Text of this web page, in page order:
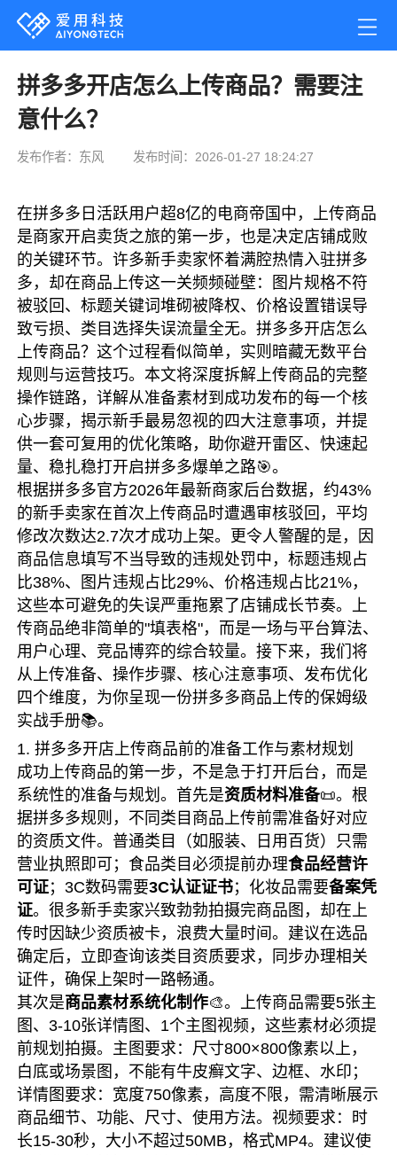
拼多多开店怎么上传商品？需要注
意什么？
发布作者：东风 发布时间：2026-01-27 18:24:27
在拼多多日活跃用户超8亿的电商帝国中，上传商品
是商家开启卖货之旅的第一步，也是决定店铺成败
的关键环节。许多新手卖家怀着满腔热情入驻拼多
多，却在商品上传这一关频频碰壁：图片规格不符
被驳回、标题关键词堆砌被降权、价格设置错误导
致亏损、类目选择失误流量全无。拼多多开店怎么
上传商品？这个过程看似简单，实则暗藏无数平台
规则与运营技巧。本文将深度拆解上传商品的完整
操作链路，详解从准备素材到成功发布的每一个核
心步骤，揭示新手最易忽视的四大注意事项，并提
供一套可复用的优化策略，助你避开雷区、快速起
量、稳扎稳打开启拼多多爆单之路🎯。
根据拼多多官方2026年最新商家后台数据，约43%
的新手卖家在首次上传商品时遭遇审核驳回，平均
修改次数达2.7次才成功上架。更令人警醒的是，因
商品信息填写不当导致的违规处罚中，标题违规占
比38%、图片违规占比29%、价格违规占比21%，
这些本可避免的失误严重拖累了店铺成长节奏。上
传商品绝非简单的"填表格"，而是一场与平台算法、
用户心理、竞品博弈的综合较量。接下来，我们将
从上传准备、操作步骤、核心注意事项、发布优化
四个维度，为你呈现一份拼多多商品上传的保姆级
实战手册📚。
1. 拼多多开店上传商品前的准备工作与素材规划
成功上传商品的第一步，不是急于打开后台，而是
系统性的准备与规划。首先是资质材料准备📜。根
据拼多多规则，不同类目商品上传前需准备好对应
的资质文件。普通类目（如服装、日用百货）只需
营业执照即可；食品类目必须提前办理食品经营许
可证；3C数码需要3C认证证书；化妆品需要备案凭
证。很多新手卖家兴致勃勃拍摄完商品图，却在上
传时因缺少资质被卡，浪费大量时间。建议在选品
确定后，立即查询该类目资质要求，同步办理相关
证件，确保上架时一路畅通。
其次是商品素材系统化制作🎨。上传商品需要5张主
图、3-10张详情图、1个主图视频，这些素材必须提
前规划拍摄。主图要求：尺寸800×800像素以上，
白底或场景图，不能有牛皮癣文字、边框、水印；
详情图要求：宽度750像素，高度不限，需清晰展示
商品细节、功能、尺寸、使用方法。视频要求：时
长15-30秒，大小不超过50MB，格式MP4。建议使